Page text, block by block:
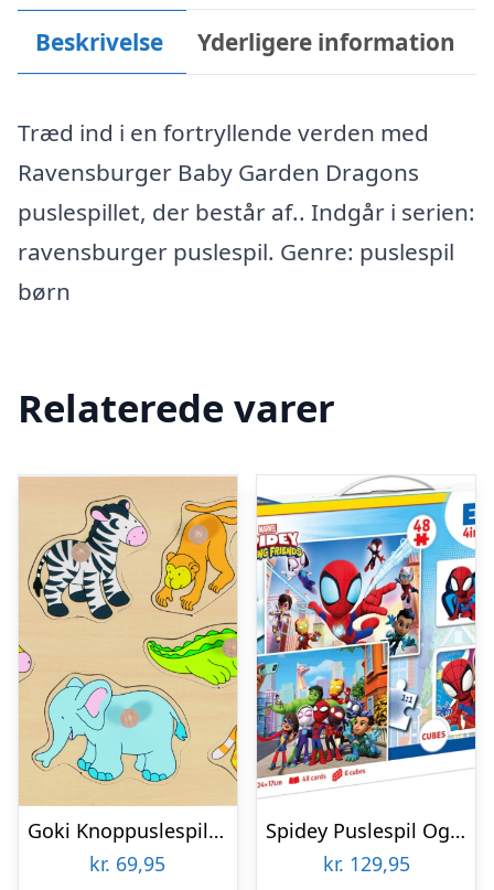
Beskrivelse Yderligere information
Træd ind i en fortryllende verden med
Ravensburger Baby Garden Dragons
puslespillet, der består af.. Indgår i serien:
ravensburger puslespil. Genre: puslespil
børn
Relaterede varer
Goki Knoppuslespil – Zoo Dyr – Træ – 8 Brikker
kr. 69,95
Spidey Puslespil Og Vendespil – Edukit 4-i-1 – Clementoni
kr. 129,95